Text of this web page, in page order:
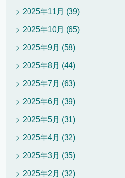
2025年11月 (39)
2025年10月 (65)
2025年9月 (58)
2025年8月 (44)
2025年7月 (63)
2025年6月 (39)
2025年5月 (31)
2025年4月 (32)
2025年3月 (35)
2025年2月 (32)